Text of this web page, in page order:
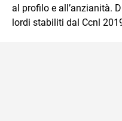
al profilo e all’anzianità.
lordi stabiliti dal Ccnl